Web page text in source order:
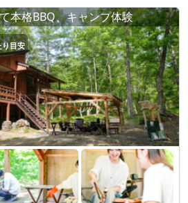
本格BBQ、キャンプ体験
り目安